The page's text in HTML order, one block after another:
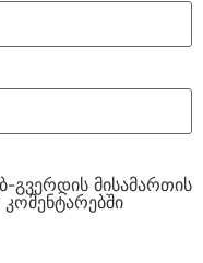
გვერდის მისამართის
კომენტარებში